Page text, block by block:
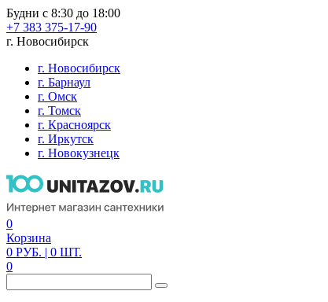
Будни с 8:30 до 18:00
+7 383 375-17-90
г. Новосибирск
г. Новосибирск
г. Барнаул
г. Омск
г. Томск
г. Красноярск
г. Иркутск
г. Новокузнецк
0
Корзина
0 РУБ. | 0 ШТ.
0